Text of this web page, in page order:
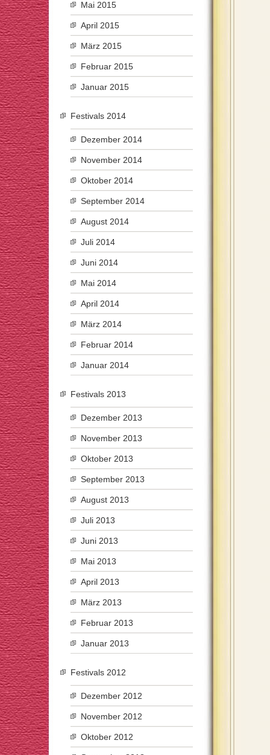
Mai 2015
April 2015
März 2015
Februar 2015
Januar 2015
Festivals 2014
Dezember 2014
November 2014
Oktober 2014
September 2014
August 2014
Juli 2014
Juni 2014
Mai 2014
April 2014
März 2014
Februar 2014
Januar 2014
Festivals 2013
Dezember 2013
November 2013
Oktober 2013
September 2013
August 2013
Juli 2013
Juni 2013
Mai 2013
April 2013
März 2013
Februar 2013
Januar 2013
Festivals 2012
Dezember 2012
November 2012
Oktober 2012